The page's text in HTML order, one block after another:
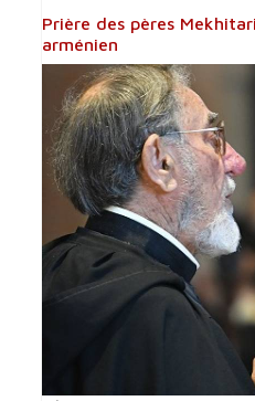
Prière des pères
arménien